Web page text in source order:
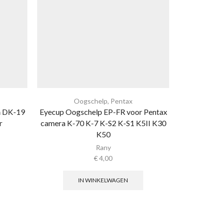
DK-19
Oogschelp, Pentax
Eyecup Oogschelp EP-FR voor Pentax
camera K-70 K-7 K-S2 K-S1 K5II K30
K50
Rany
€4,00
IN WINKELWAGEN